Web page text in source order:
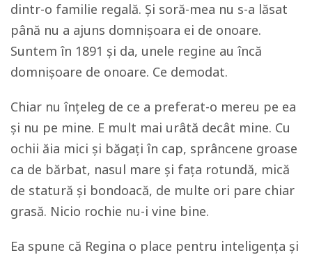
dintr-o familie regală. Și soră-mea nu s-a lăsat
până nu a ajuns domnișoara ei de onoare.
Suntem în 1891 și da, unele regine au încă
domnișoare de onoare. Ce demodat.
Chiar nu înțeleg de ce a preferat-o mereu pe ea
și nu pe mine. E mult mai urâtă decât mine. Cu
ochii ăia mici și băgați în cap, sprâncene groase
ca de bărbat, nasul mare și fața rotundă, mică
de statură și bondoacă, de multe ori pare chiar
grasă. Nicio rochie nu-i vine bine.
Ea spune că Regina o place pentru inteligența și